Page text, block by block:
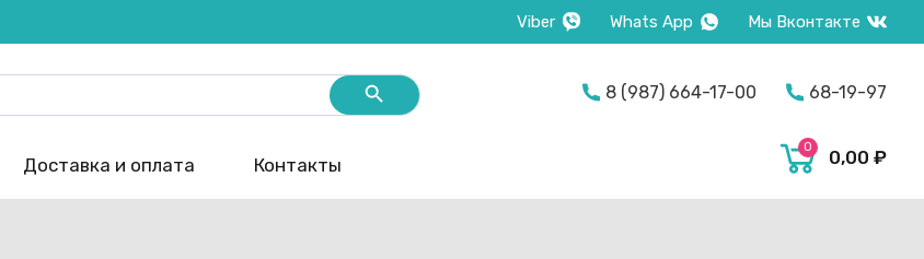
Viber Whats App Мы Вконтакте
Search Button 8 (987) 664-17-00 68-19-97
Доставка и оплата Контакты
0 0,00₽